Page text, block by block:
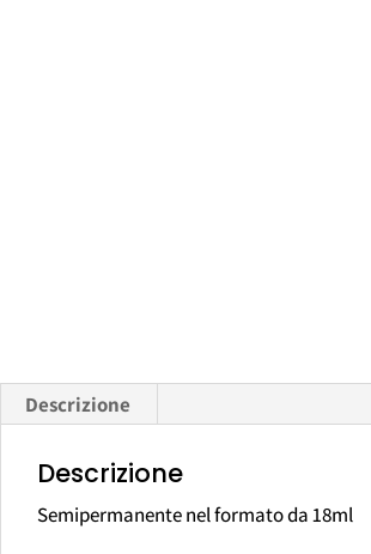
Descrizione
Descrizione
Semipermanente nel formato da 18ml